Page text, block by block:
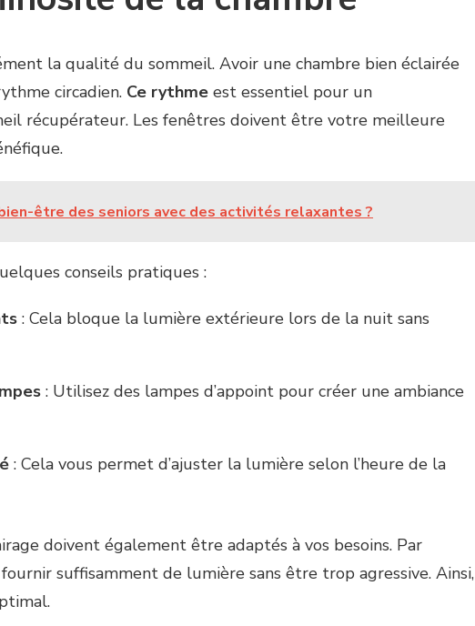
la qualité du sommeil. Avoir une chambre bien éclairée
circadien. Ce rythme est essentiel pour un
récupérateur. Les fenêtres doivent être votre meilleure
être des seniors avec des activités relaxantes ?
conseils pratiques :
: Cela bloque la lumière extérieure lors de la nuit sans
: Utilisez des lampes d’appoint pour créer une ambiance
: Cela vous permet d’ajuster la lumière selon l’heure de la
doivent également être adaptés à vos besoins. Par
suffisamment de lumière sans être trop agressive. Ainsi,